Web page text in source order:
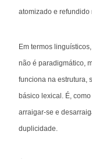
atomizado e
Em termos
não é paradigmático,
funciona na estrutura,
básico lexical. É,
arraigar-se e
duplicidade.